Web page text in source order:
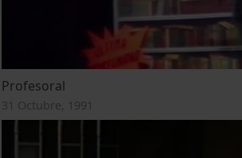
Profesoral
31 Octubre, 1991